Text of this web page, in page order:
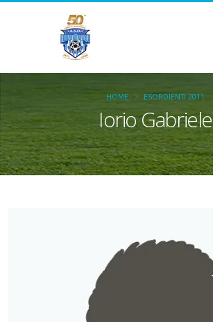
Iorio Gabriele
HOME ESORDIENTI 2011